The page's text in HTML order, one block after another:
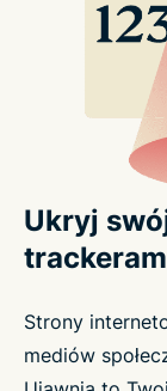
Ukryj
Strony
mediów